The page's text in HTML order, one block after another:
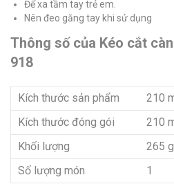
Để xa tầm tay trẻ em.
Nên đeo găng tay khi sử dụng
Thông số của Kéo cắt
918
Kích thước sản phẩm
210
Kích thước đóng gói
210
Khối lượng
265 g
Số lượng món
1